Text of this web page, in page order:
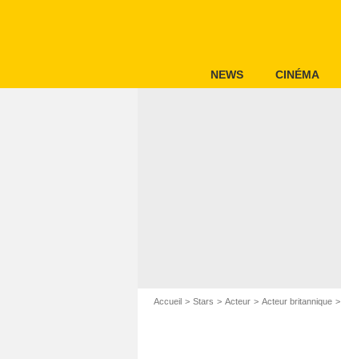
NEWS CINÉMA
Accueil Stars Acteur Acteur britannique